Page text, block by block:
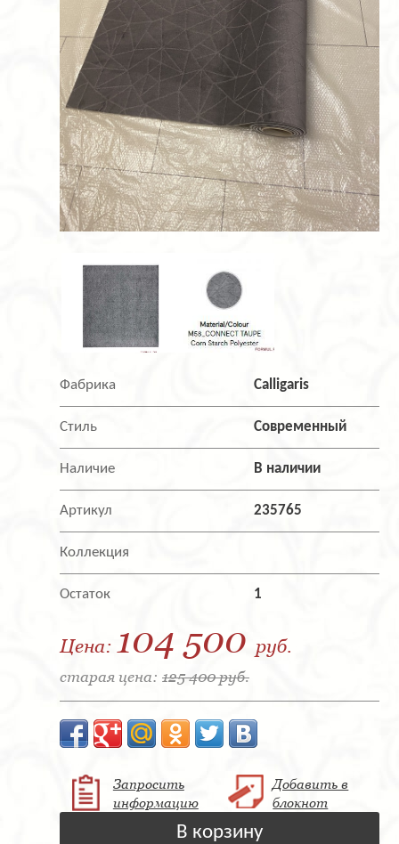
Фабрика Calligaris
Стиль Современный
Наличие В наличии
Артикул 235765
Коллекция
Остаток 1
Цена: 104 500 руб.
старая цена: 125 400 руб.
Запросить
информацию
Добавить в
блокнот
В корзину